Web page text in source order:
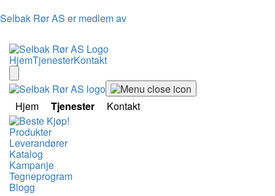
Selbak Rør AS er medlem av
HjemTjenesterKontakt
Hjem Tjenester
Kontakt
Produkter
Leverandører
Katalog
Kampanje
Tegneprogram
Blogg